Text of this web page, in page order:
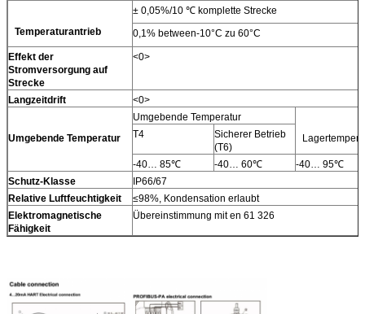
Temperaturantrieb
± 0,05%/10 ℃ komplette Strecke
0,1% between-10°C zu 60°C
Effekt der
Stromversorgung auf
Strecke
<0>
Langzeitdrift <0>
Umgebende Temperatur
Umgebende Temperatur
T4
Sicherer Betrieb
(T6)
-40… 85℃
-40… 60℃
-40… 95℃
Schutz-Klasse
IP66/67
Relative Luftfeuchtigkeit
≤98%, Kondensation erlaubt
Elektromagnetische
Fähigkeit
Übereinstimmung mit en 61 326